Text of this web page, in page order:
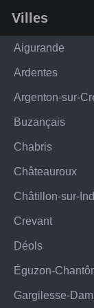
Villes
Aigurande
Ardentes
Argenton-sur-
Buzançais
Chabris
Châteauroux
Châtillon-sur-
Crevant
Déols
Éguzon-
Gargilesse-